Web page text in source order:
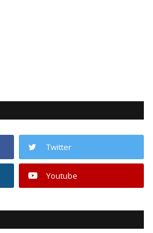
Twitter
Youtube